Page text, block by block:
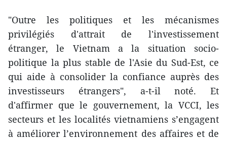
​"Outre les politiques et les mécanismes
privilégiés d'attrait de l'investissement
étranger, le Vietnam a ​la situation socio-
politique la plus stable de l'Asie du Sud-Est, ce
qui aide à consolider la confiance auprès des
investisseurs étrangers", a-t-il noté. Et
d'affirmer que le gouvernement, la VCCI, les
secteurs et les localités vietnamiens s’engagent
à améliorer l’environnement des affaires et de